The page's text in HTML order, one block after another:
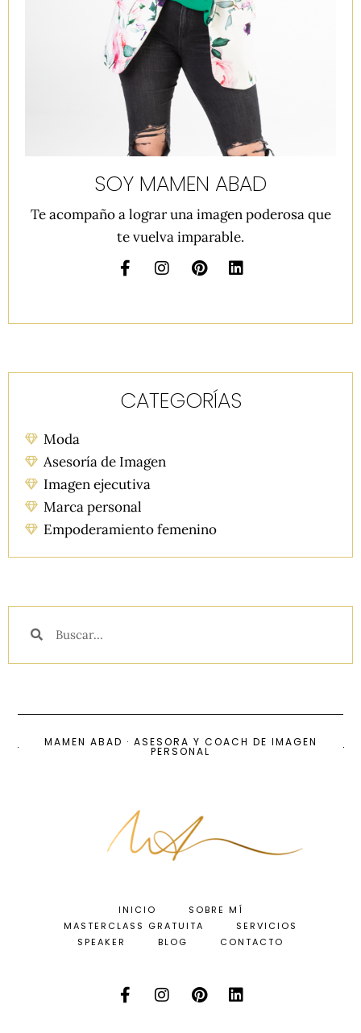
SOY MAMEN ABAD
Te acompaño a lograr una imagen poderosa que
te vuelva imparable.
CATEGORÍAS
Moda
Asesoría de Imagen
Imagen ejecutiva
Marca personal
Empoderamiento femenino
MAMEN ABAD · ASESORA Y COACH DE IMAGEN
PERSONAL
INICIO
SOBRE MÍ
MASTERCLASS GRATUITA
SERVICIOS
SPEAKER
BLOG CONTACTO